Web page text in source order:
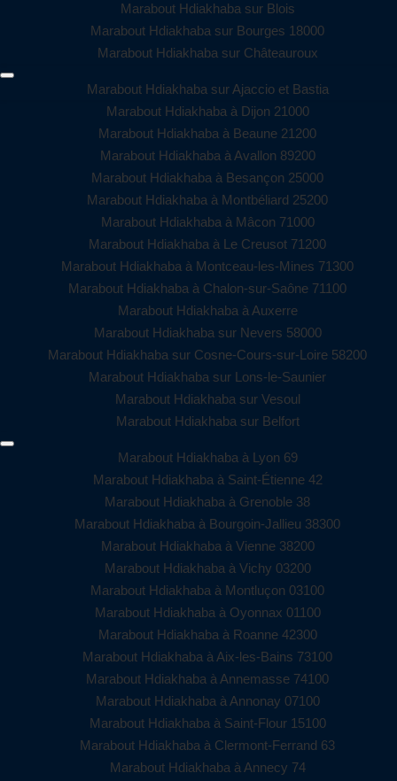
Marabout Hdiakhaba sur Blois
Marabout Hdiakhaba sur Bourges 18000
Marabout Hdiakhaba sur Châteauroux
Marabout Hdiakhaba sur Ajaccio et Bastia
Marabout Hdiakhaba à Dijon 21000
Marabout Hdiakhaba à Beaune 21200
Marabout Hdiakhaba à Avallon 89200
Marabout Hdiakhaba à Besançon 25000
Marabout Hdiakhaba à Montbéliard 25200
Marabout Hdiakhaba à Mâcon 71000
Marabout Hdiakhaba à Le Creusot 71200
Marabout Hdiakhaba à Montceau-les-Mines 71300
Marabout Hdiakhaba à Chalon-sur-Saône 71100
Marabout Hdiakhaba à Auxerre
Marabout Hdiakhaba sur Nevers 58000
Marabout Hdiakhaba sur Cosne-Cours-sur-Loire 58200
Marabout Hdiakhaba sur Lons-le-Saunier
Marabout Hdiakhaba sur Vesoul
Marabout Hdiakhaba sur Belfort
Marabout Hdiakhaba à Lyon 69
Marabout Hdiakhaba à Saint-Étienne 42
Marabout Hdiakhaba à Grenoble 38
Marabout Hdiakhaba à Bourgoin-Jallieu 38300
Marabout Hdiakhaba à Vienne 38200
Marabout Hdiakhaba à Vichy 03200
Marabout Hdiakhaba à Montluçon 03100
Marabout Hdiakhaba à Oyonnax 01100
Marabout Hdiakhaba à Roanne 42300
Marabout Hdiakhaba à Aix-les-Bains 73100
Marabout Hdiakhaba à Annemasse 74100
Marabout Hdiakhaba à Annonay 07100
Marabout Hdiakhaba à Saint-Flour 15100
Marabout Hdiakhaba à Clermont-Ferrand 63
Marabout Hdiakhaba à Annecy 74